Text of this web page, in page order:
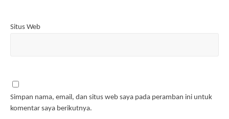
Situs Web
Simpan nama, email, dan situs web saya pada peramban ini untuk
komentar saya berikutnya.